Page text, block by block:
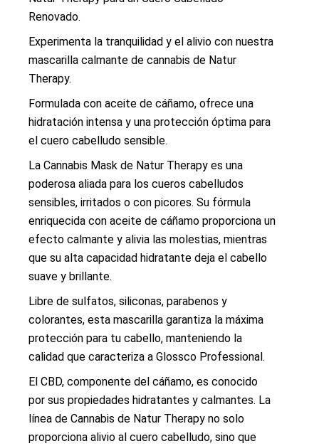
Renovado.
Experimenta la tranquilidad y el alivio con nuestra
mascarilla calmante de cannabis de Natur
Therapy.
Formulada con aceite de cáñamo, ofrece una
hidratación intensa y una protección óptima para
el cuero cabelludo sensible.
La Cannabis Mask de Natur Therapy es una
poderosa aliada para los cueros cabelludos
sensibles, irritados o con picores. Su fórmula
enriquecida con aceite de cáñamo proporciona un
efecto calmante y alivia las molestias, mientras
que su alta capacidad hidratante deja el cabello
suave y brillante.
Libre de sulfatos, siliconas, parabenos y
colorantes, esta mascarilla garantiza la máxima
protección para tu cabello, manteniendo la
calidad que caracteriza a Glossco Professional.
El CBD, componente del cáñamo, es conocido
por sus propiedades hidratantes y calmantes. La
línea de Cannabis de Natur Therapy no solo
proporciona alivio al cuero cabelludo, sino que